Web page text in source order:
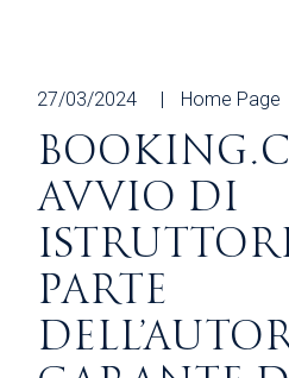
27/03/2024 Home Page
AVVIO DI
PARTE